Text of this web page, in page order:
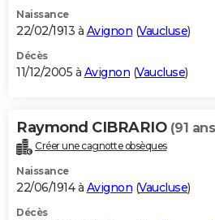
Naissance
22/02/1913 à Avignon (Vaucluse)
Décès
11/12/2005 à Avignon (Vaucluse)
Raymond CIBRARIO (91
Créer une cagnotte obsèques
Naissance
22/06/1914 à Avignon (Vaucluse)
Décès